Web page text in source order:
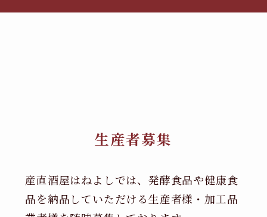
生産者募集
産直酒屋はねよしでは、発酵食品や健康食
品を納品していただける生産者様・加工品